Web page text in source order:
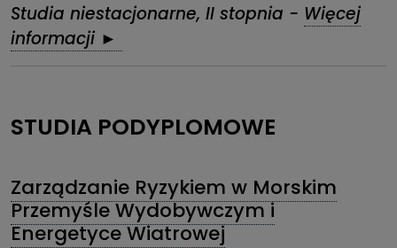
Studia niestacjonarne, II stopnia - Więcej
informacji ►
STUDIA PODYPLOMOWE
Zarządzanie Ryzykiem w Morskim
Przemyśle Wydobywczym i
Energetyce Wiatrowej